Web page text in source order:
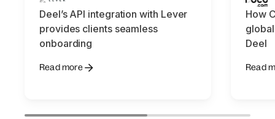
Deel’s API integration with Lever
provides clients seamless
onboarding
Read more
How
Deel
Read